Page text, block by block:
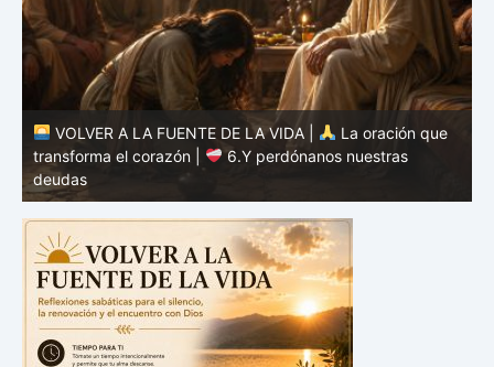
VOLVER A LA FUENTE DE LA VIDA |
La oración que
transforma el corazón |
5.Danos hoy nuestro pan de
cada día